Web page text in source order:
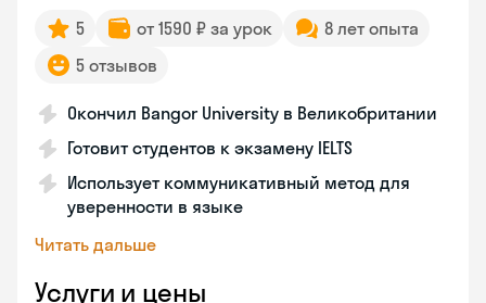
5 от 1590 ₽ за урок
8 лет опыта
5 отзывов
Окончил Bangor University в Великобритании
Готовит студентов к экзамену IELTS
Использует коммуникативный метод для
уверенности в языке
Читать дальше
Услуги и цены